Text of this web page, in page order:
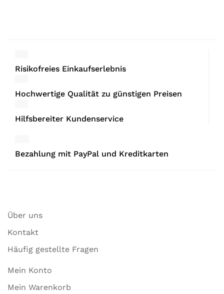
Risikofreies Einkaufserlebnis
Hochwertige Qualität zu günstigen Preisen
Hilfsbereiter Kundenservice
Bezahlung mit PayPal und Kreditkarten
Über uns
Kontakt
Häufig gestellte Fragen
Mein Konto
Mein Warenkorb